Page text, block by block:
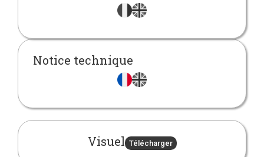
Notice technique
Visuel Télécharger